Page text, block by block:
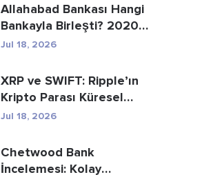
Allahabad Bankası Hangi
Bankayla Birleşti? 2020
Yılı Haberinin...
Jul 18, 2026
XRP ve SWIFT: Ripple’ın
Kripto Parası Küresel
Ödemelerin Yer...
Jul 18, 2026
Chetwood Bank
İncelemesi: Kolay